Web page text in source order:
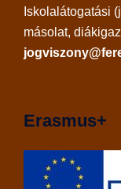
Iskolalátogatási
másolat,
Erasmus+